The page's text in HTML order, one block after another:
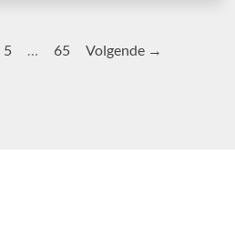
5 … 65 Volgende →